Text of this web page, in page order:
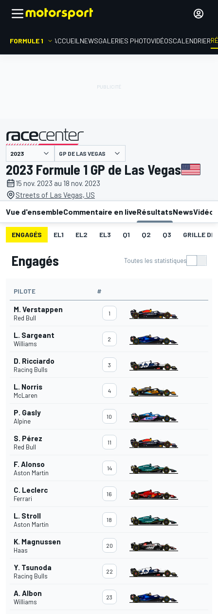
FORMULE 1 ACCUEIL NEWSGALERIES PHOTOVIDÉOSCALENDRIER
présenté par GP DE LAS VEGAS
2023 Formule 1 GP de Las Vegas
15 nov. 2023 au 18 nov. 2023
Streets of Las Vegas, US
Vue d'ensembleCommentaire en liveRésultatsNewsVidéos
ENGAGÉS EL1 EL2 EL3 Q1 Q2 Q3 GRILLE DE
Engagés Toutes les statistiques
PILOTE #
M. Verstappen
Red Bull
1
L. Sargeant
Williams
2
D. Ricciardo
Racing Bulls
3
L. Norris
McLaren
4
P. Gasly
Alpine
10
S. Pérez
Red Bull
11
F. Alonso
Aston Martin
14
C. Leclerc
Ferrari
16
L. Stroll
Aston Martin
18
K. Magnussen
Haas
20
Y. Tsunoda
Racing Bulls
22
A. Albon
Williams
23